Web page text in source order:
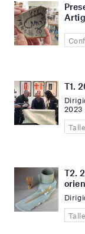
T1.
2023
T2.